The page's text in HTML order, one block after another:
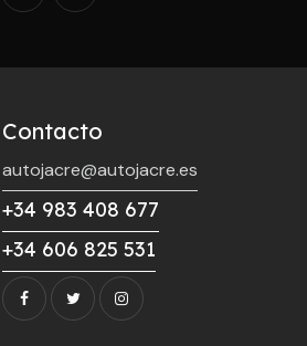
Contacto
autojacre@autojacre.es
+34 983 408 677
+34 606 825 531